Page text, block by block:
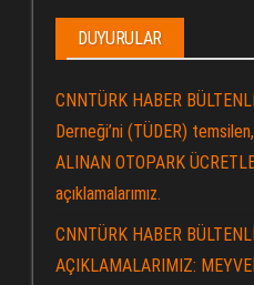
DUYURULAR
CNNTÜRK HABER
Derneği’ni (TÜDER)
ALINAN OTOPARK
açıklamalarımız.
CNNTÜRK HABER
AÇIKLAMALARIMIZ: